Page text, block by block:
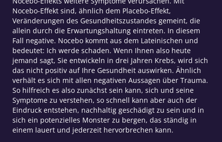
Nocebo-Effekt sind, ähnlich dem Placebo-Effekt,
Veränderungen des Gesundheitszustandes gemeint, die
allein durch die Erwartungshaltung eintreten. In diesem
Fall negative. Nocebo kommt aus dem Lateinischen und
bedeutet: Ich werde schaden. Wenn Ihnen also heute
jemand sagt, Sie entwickeln in drei Jahren Krebs, wird sich
das nicht positiv auf Ihre Gesundheit auswirken. Ähnlich
verhält es sich mit allen negativen Aussagen über Trauma.
So hilfreich es also zunächst sein kann, sich und seine
Symptome zu verstehen, so schnell kann aber auch der
Eindruck entstehen, nachhaltig geschädigt zu sein und in
sich ein potenzielles Monster zu bergen, das ständig in
einem lauert und jederzeit hervorbrechen kann.